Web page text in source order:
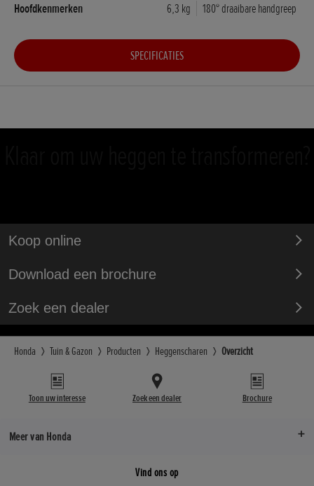
6,3 kg 180° draaibare handgreep
SPECIFICATIES
Koop online
Download een brochure
Zoek een dealer
Honda Tuin & Gazon Producten Heggenscharen Overzicht
Toon uw interesse Zoek een dealer Brochure
Meer van Honda
Vind ons op